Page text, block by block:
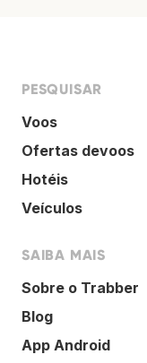
PESQUISAR
Voos
Ofertas devoos
Hotéis
Veículos
SAIBA MAIS
Sobre o Trabber
Blog
App Android